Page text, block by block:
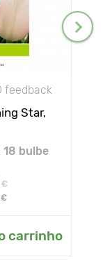
feedback
Star,
18 bulbe
€
€
carrinho